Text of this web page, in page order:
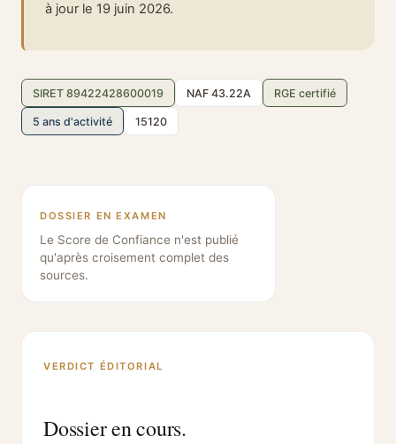
à jour le 19 juin 2026.
SIRET 89422428600019 NAF 43.22A RGE certifié
5 ans d'activité 15120
DOSSIER EN EXAMEN
Le Score de Confiance n'est publié
qu'après croisement complet des
sources.
VERDICT ÉDITORIAL
Dossier en cours.